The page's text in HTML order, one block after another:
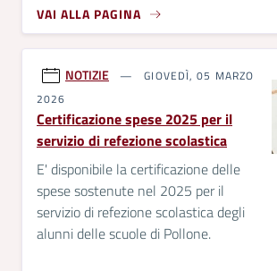
VAI ALLA PAGINA
NOTIZIE
GIOVEDÌ, 05 MARZO
2026
Certificazione spese 2025 per il
servizio di refezione scolastica
E' disponibile la certificazione delle
spese sostenute nel 2025 per il
servizio di refezione scolastica degli
alunni delle scuole di Pollone.